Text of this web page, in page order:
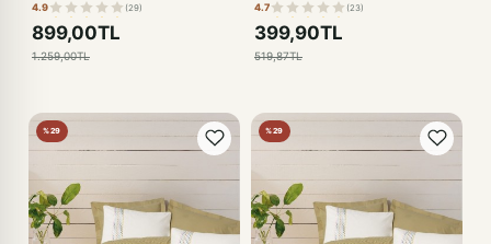
4.9 (29)
899,00TL
1.259,00TL
4.7 (23)
399,90TL
519,87TL
%29 %29